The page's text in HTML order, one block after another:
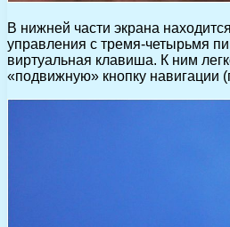
В нижней части экрана
управления с тремя-четырьмя
виртуальная клавиша. К ним
«подвижную» кнопку навигации